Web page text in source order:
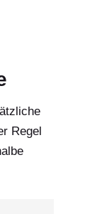
Regel